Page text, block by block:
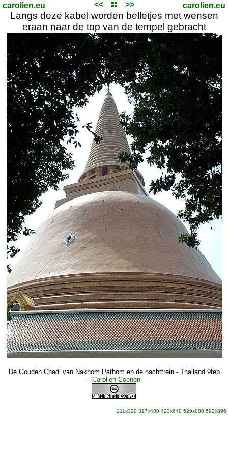
carolien.eu << >> carolien.eu
Langs deze kabel worden belletjes met wensen
eraan naar de top van de tempel gebracht
De Gouden Chedi van Nakhom Pathom en de nachttrein - Thailand 9feb
- Carolien Coenen
211x320 317x480 423x640 529x800 592x896